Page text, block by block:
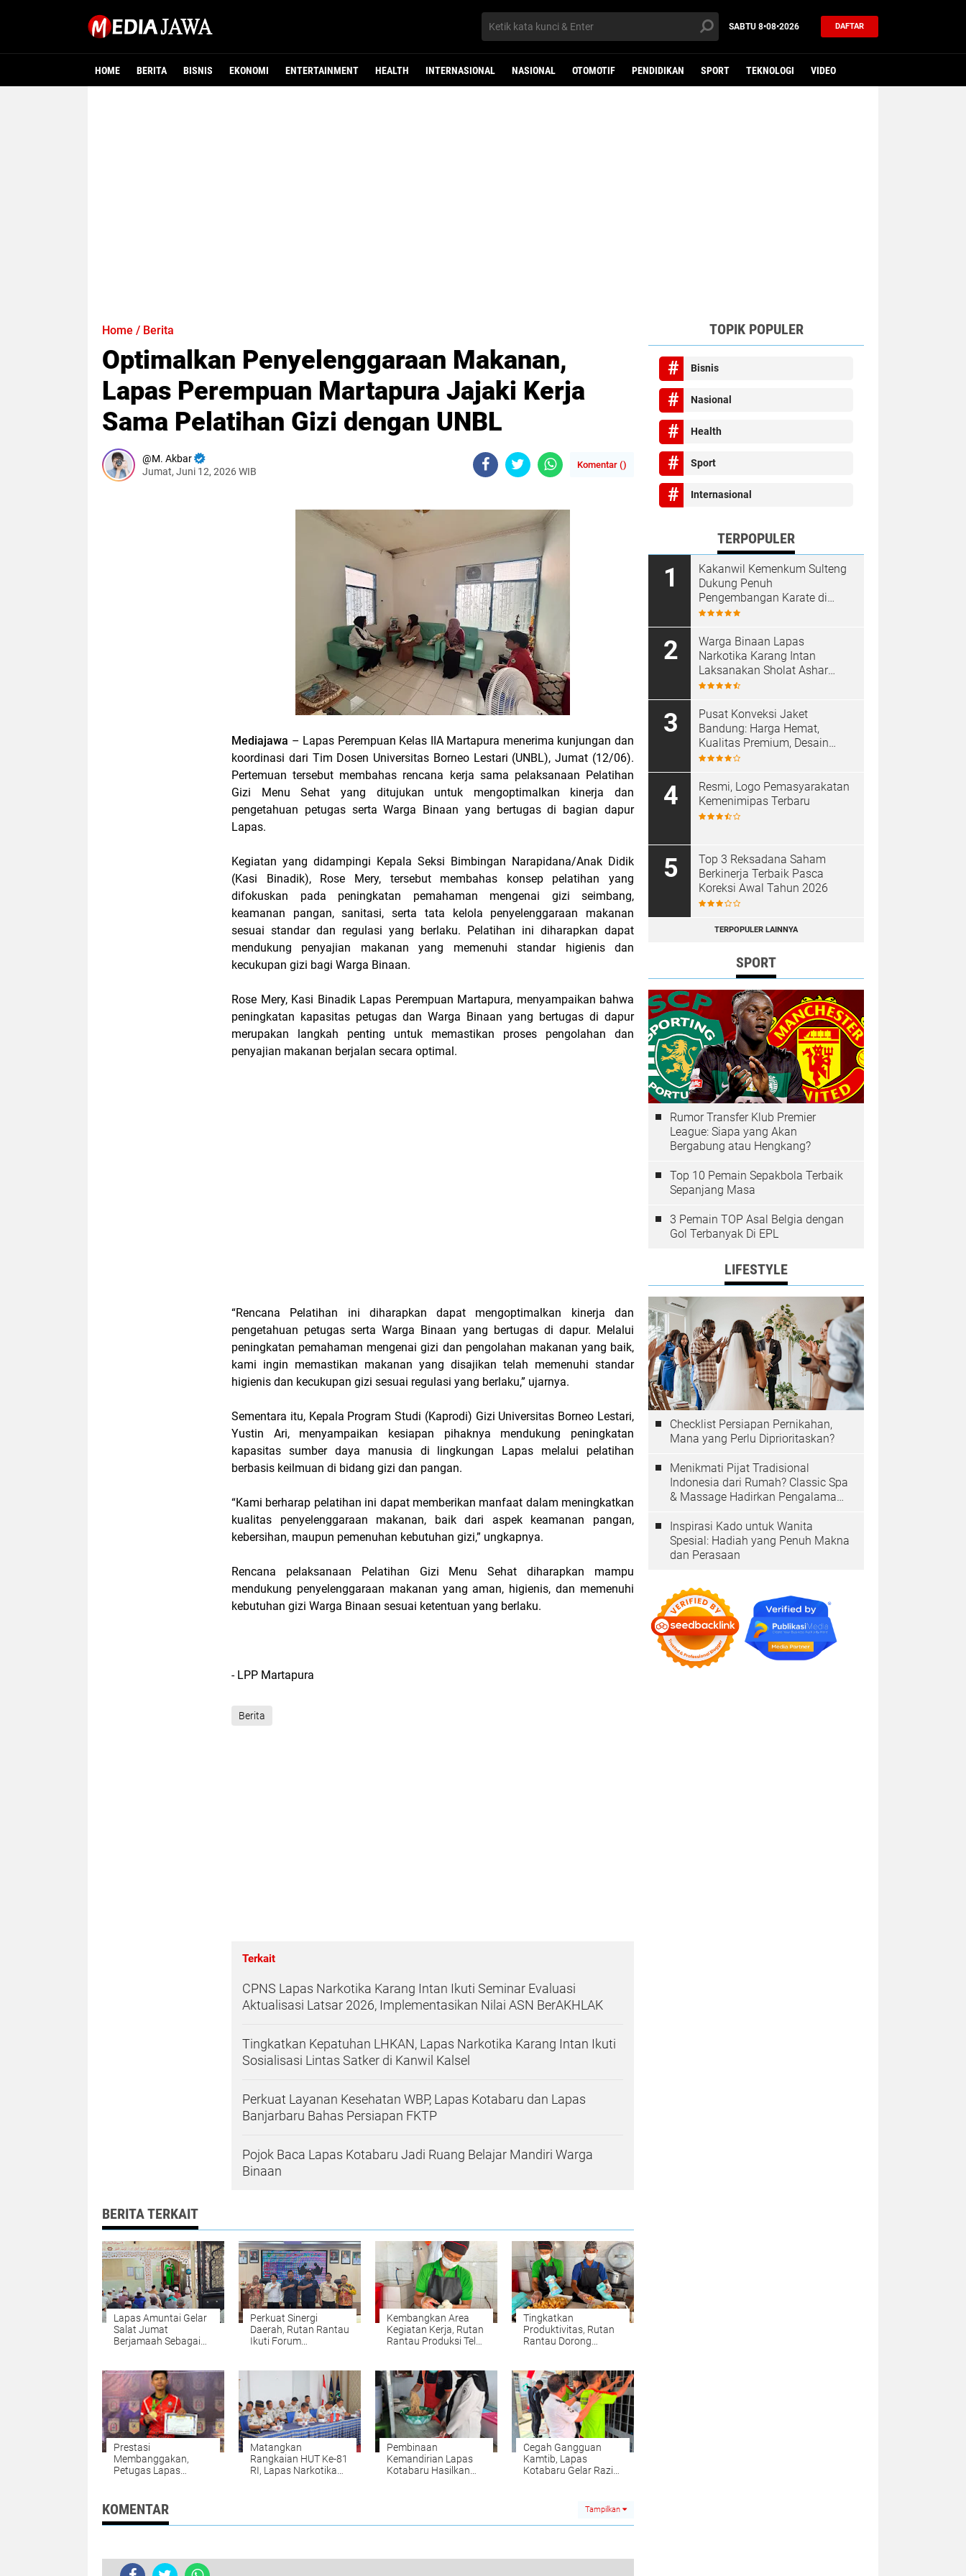
SABTU 8•08•2026 DAFTAR
HOME BERITA BISNIS EKONOMI ENTERTAINMENT HEALTH INTERNASIONAL NASIONAL OTOMOTIF PENDIDIKAN SPORT TEKNOLOGI VIDEO
Home / Berita
Optimalkan Penyelenggaraan Makanan,
Lapas Perempuan Martapura Jajaki Kerja
Sama Pelatihan Gizi dengan UNBL
M. Akbar
Jumat, Juni 12, 2026 WIB
Komentar ()
Mediajawa – Lapas Perempuan Kelas IIA Martapura menerima kunjungan dan
koordinasi dari Tim Dosen Universitas Borneo Lestari (UNBL), Jumat (12/06).
Pertemuan tersebut membahas rencana kerja sama pelaksanaan Pelatihan
Gizi Menu Sehat yang ditujukan untuk mengoptimalkan kinerja dan
pengetahuan petugas serta Warga Binaan yang bertugas di bagian dapur
Lapas.
Kegiatan yang didampingi Kepala Seksi Bimbingan Narapidana/Anak Didik
(Kasi Binadik), Rose Mery, tersebut membahas konsep pelatihan yang
difokuskan pada peningkatan pemahaman mengenai gizi seimbang,
keamanan pangan, sanitasi, serta tata kelola penyelenggaraan makanan
sesuai standar dan regulasi yang berlaku. Pelatihan ini diharapkan dapat
mendukung penyajian makanan yang memenuhi standar higienis dan
kecukupan gizi bagi Warga Binaan.
Rose Mery, Kasi Binadik Lapas Perempuan Martapura, menyampaikan bahwa
peningkatan kapasitas petugas dan Warga Binaan yang bertugas di dapur
merupakan langkah penting untuk memastikan proses pengolahan dan
penyajian makanan berjalan secara optimal.
“Rencana Pelatihan ini diharapkan dapat mengoptimalkan kinerja dan
pengetahuan petugas serta Warga Binaan yang bertugas di dapur. Melalui
peningkatan pemahaman mengenai gizi dan pengolahan makanan yang baik,
kami ingin memastikan makanan yang disajikan telah memenuhi standar
higienis dan kecukupan gizi sesuai regulasi yang berlaku,” ujarnya.
Sementara itu, Kepala Program Studi (Kaprodi) Gizi Universitas Borneo Lestari,
Yustin Ari, menyampaikan kesiapan pihaknya mendukung peningkatan
kapasitas sumber daya manusia di lingkungan Lapas melalui pelatihan
berbasis keilmuan di bidang gizi dan pangan.
“Kami berharap pelatihan ini dapat memberikan manfaat dalam meningkatkan
kualitas penyelenggaraan makanan, baik dari aspek keamanan pangan,
kebersihan, maupun pemenuhan kebutuhan gizi,” ungkapnya.
Rencana pelaksanaan Pelatihan Gizi Menu Sehat diharapkan mampu
mendukung penyelenggaraan makanan yang aman, higienis, dan memenuhi
kebutuhan gizi Warga Binaan sesuai ketentuan yang berlaku.
- LPP Martapura
Berita
Terkait
CPNS Lapas Narkotika Karang Intan Ikuti Seminar Evaluasi
Aktualisasi Latsar 2026, Implementasikan Nilai ASN BerAKHLAK
Tingkatkan Kepatuhan LHKAN, Lapas Narkotika Karang Intan Ikuti
Sosialisasi Lintas Satker di Kanwil Kalsel
Perkuat Layanan Kesehatan WBP, Lapas Kotabaru dan Lapas
Banjarbaru Bahas Persiapan FKTP
Pojok Baca Lapas Kotabaru Jadi Ruang Belajar Mandiri Warga
Binaan
BERITA TERKAIT
Lapas Amuntai Gelar
Salat Jumat
Berjamaah Sebagai
Perkuat Sinergi
Daerah, Rutan Rantau
Ikuti Forum
Kembangkan Area
Kegiatan Kerja, Rutan
Rantau Produksi Telur
Tingkatkan
Produktivitas, Rutan
Rantau Dorong
Prestasi
Membanggakan,
Petugas Lapas
Emas KEJURDA
Karate se-Kota
Banjarbaru 2026
Matangkan
Rangkaian HUT Ke-81
RI, Lapas Narkotika
Pembinaan
Kemandirian Lapas
Kotabaru Hasilkan
Cegah Gangguan
Kamtib, Lapas
Kotabaru Gelar Razia
KOMENTAR Tampilkan
TOPIK POPULER
Bisnis
Nasional
Health
Sport
Internasional
TERPOPULER
Kakanwil Kemenkum Sulteng
Dukung Penuh
Pengembangan Karate di
Bumi Seribu Megalith
Warga Binaan Lapas
Narkotika Karang Intan
Laksanakan Sholat Ashar
Berjamaah di Masjid At-
Pusat Konveksi Jaket
Bandung: Harga Hemat,
Kualitas Premium, Desain
Custom
Resmi, Logo Pemasyarakatan
Kemenimipas Terbaru
Top 3 Reksadana Saham
Berkinerja Terbaik Pasca
Koreksi Awal Tahun 2026
TERPOPULER LAINNYA
SPORT
Rumor Transfer Klub Premier
League: Siapa yang Akan
Bergabung atau Hengkang?
Top 10 Pemain Sepakbola Terbaik
Sepanjang Masa
3 Pemain TOP Asal Belgia dengan
Gol Terbanyak Di EPL
LIFESTYLE
Checklist Persiapan Pernikahan,
Mana yang Perlu Diprioritaskan?
Menikmati Pijat Tradisional
Indonesia dari Rumah? Classic Spa
& Massage Hadirkan Pengalaman
Inspirasi Kado untuk Wanita
Spesial: Hadiah yang Penuh Makna
dan Perasaan